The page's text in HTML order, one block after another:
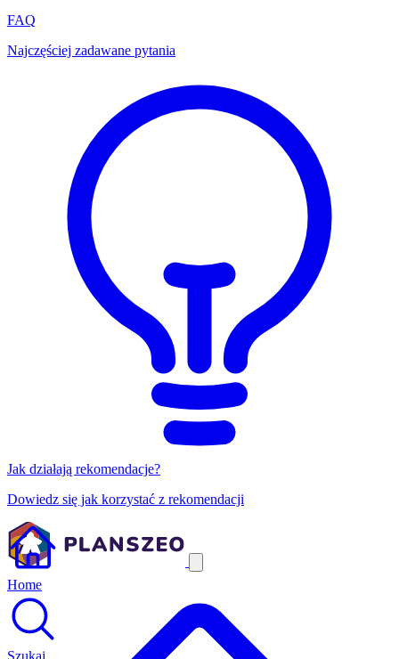
FAQ
Najczęściej zadawane pytania
Jak działają rekomendacje?
Dowiedz się jak korzystać z rekomendacji
Home
Szukaj